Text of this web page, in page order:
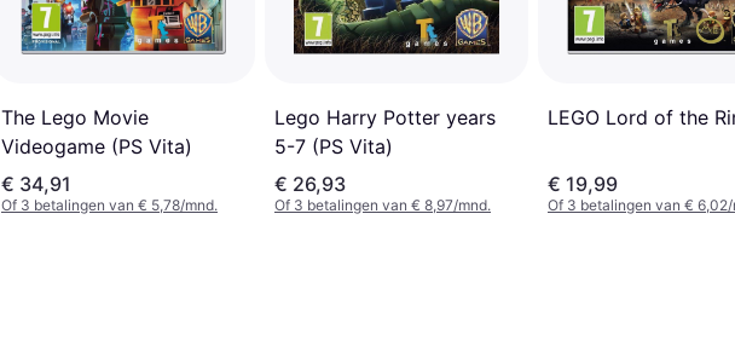
The Lego Movie
Videogame (PS Vita)
€ 34,91
Of 3 betalingen van € 5,78/mnd.
Lego Harry Potter years
5-7 (PS Vita)
€ 26,93
Of 3 betalingen van € 8,97/mnd.
LEGO Lord of the
€ 19,99
Of 3 betalingen van € 6,02/